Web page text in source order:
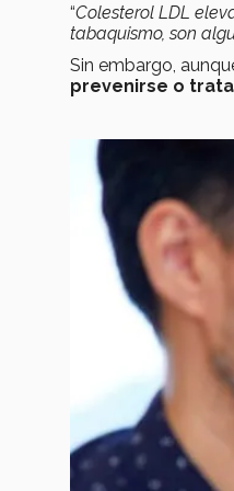
“Colesterol LDL
tabaquismo, son
Sin embargo,
prevenirse o